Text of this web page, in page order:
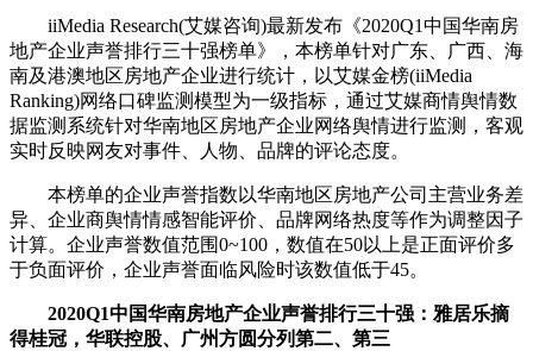
iiMedia Research(艾媒咨询)最新发布《2020Q1中国华南房
地产企业声誉排行三十强榜单》，本榜单针对广东、广西、海
南及港澳地区房地产企业进行统计，以艾媒金榜(iiMedia
Ranking)网络口碑监测模型为一级指标，通过艾媒商情舆情数
据监测系统针对华南地区房地产企业网络舆情进行监测，客观
实时反映网友对事件、人物、品牌的评论态度。
本榜单的企业声誉指数以华南地区房地产公司主营业务差
异、企业商舆情情感智能评价、品牌网络热度等作为调整因子
计算。企业声誉数值范围0~100，数值在50以上是正面评价多
于负面评价，企业声誉面临风险时该数值低于45。
2020Q1中国华南房地产企业声誉排行三十强：雅居乐摘
得桂冠，华联控股、广州方圆分列第二、第三